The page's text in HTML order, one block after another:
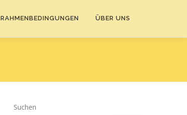
RAHMENBEDINGUNGEN ÜBER UNS
Suchen